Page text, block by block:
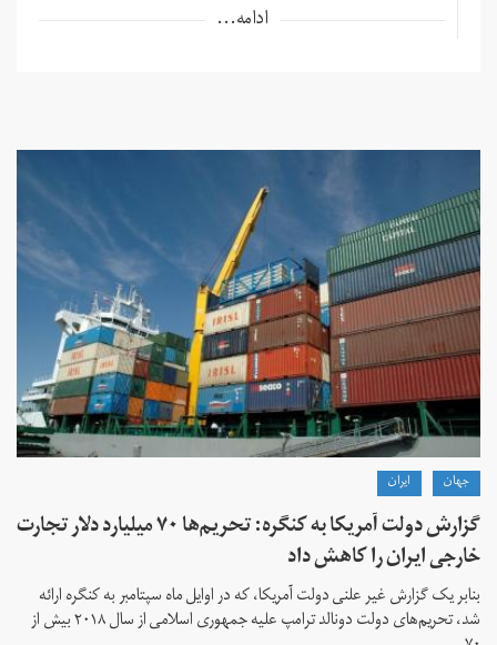
ادامه...
جهان ايران
گزارش دولت آمریکا به کنگره: تحریم‌ها ۷۰ میلیارد دلار تجارت
خارجی ایران را کاهش داد
بنابر یک گزارش غیر علنی دولت آمریکا، که در اوایل ماه سپتامبر به کنگره ارائه
شد، تحریم‌های دولت دونالد ترامپ علیه جمهوری اسلامی از سال ۲۰۱۸ بیش از